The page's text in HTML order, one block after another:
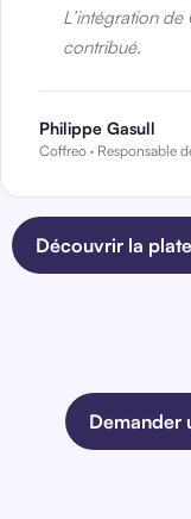
L’intégration
contribué.
Philippe Gasull
Coffreo · Responsable
Découvrir la
Demander